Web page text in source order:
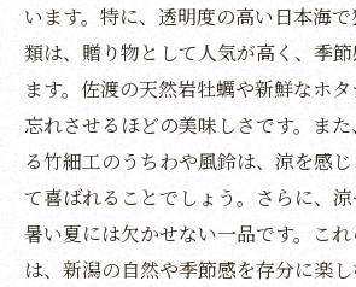
贈り手の思いを伝えるカタ
新潟ならではの価値を届け
贈り物の選択がもたらす喜
特別な贈り物としての新潟
贈り物が生む新潟の魅力的
地元愛が詰まったカタログギフ
る
います。特に、透明度の高い日本海
類は、贈り物として人気が高く、季
ます。佐渡の天然岩牡蠣や新鮮なホ
忘れさせるほどの美味しさです。ま
る竹細工のうちわや風鈴は、涼を感
て喜ばれることでしょう。さらに、涼
暑い夏には欠かせない一品です。こ
は、新潟の自然や季節感を存分に楽